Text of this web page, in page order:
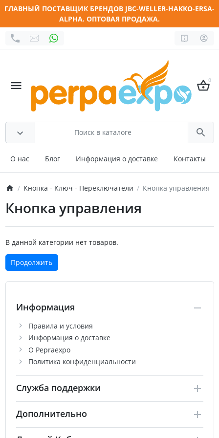
ГЛАВНЫЙ ПОСТАВЩИК БРЕНДОВ JBC-WELLER-HAKKO-ERSA-
ALPHA. ОПТОВАЯ ПРОДАЖА.
0
О нас Блог Информация о доставке Контакты
Кнопка - Ключ - Переключатели Кнопка управления
Кнопка управления
В данной категории нет товаров.
Продолжить
Информация
Правила и условия
Информация о доставке
О Pepraexpo
Политика конфиденциальности
Служба поддержки
Дополнительно